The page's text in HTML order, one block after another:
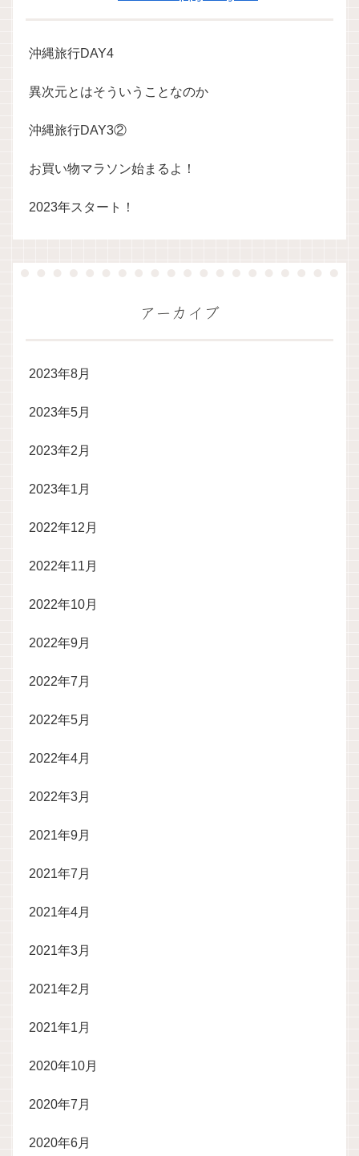
沖縄旅行DAY4
異次元とはそういうことなのか
沖縄旅行DAY3②
お買い物マラソン始まるよ！
2023年スタート！
アーカイブ
2023年8月
2023年5月
2023年2月
2023年1月
2022年12月
2022年11月
2022年10月
2022年9月
2022年7月
2022年5月
2022年4月
2022年3月
2021年9月
2021年7月
2021年4月
2021年3月
2021年2月
2021年1月
2020年10月
2020年7月
2020年6月